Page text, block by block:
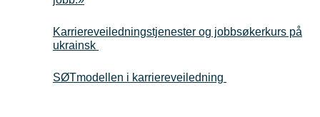
Karriereveiledningstjenester og jobbsøkerkurs på
ukrainsk
SØTmodellen i karriereveiledning